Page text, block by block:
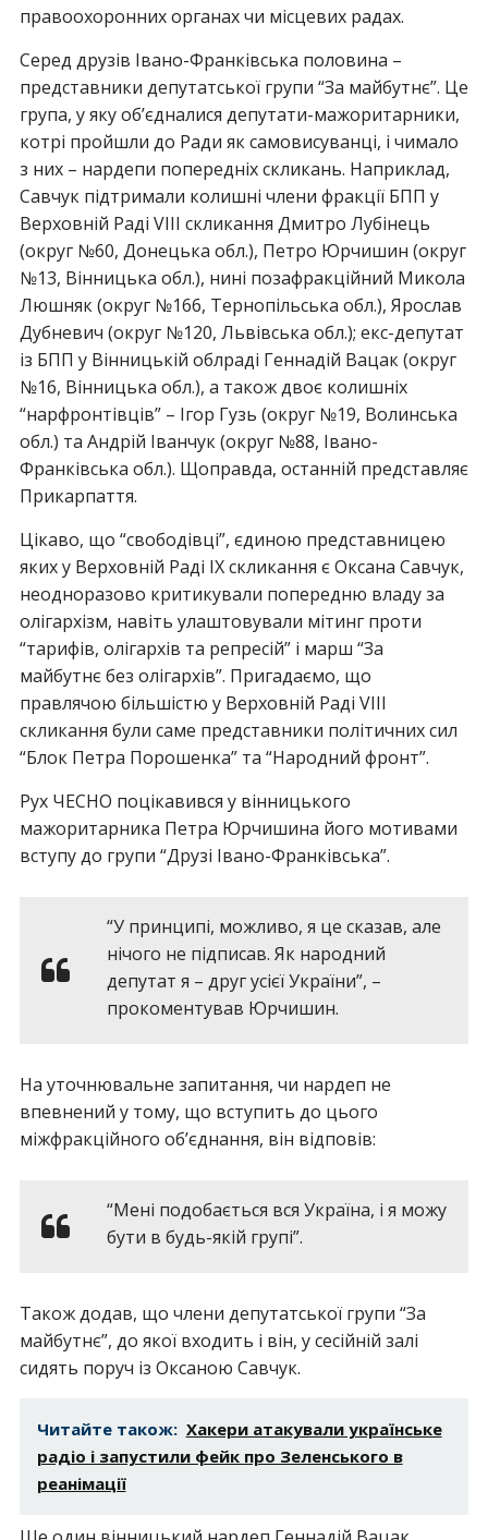
правоохоронних органах чи місцевих радах.
Серед друзів Івано-Франківська половина –
представники депутатської групи “За майбутнє”. Це
група, у яку об’єдналися депутати-мажоритарники,
котрі пройшли до Ради як самовисуванці, і чимало
з них – нардепи попередніх скликань. Наприклад,
Савчук підтримали колишні члени фракції БПП у
Верховній Раді VIII скликання Дмитро Лубінець
(округ №60, Донецька обл.), Петро Юрчишин (округ
№13, Вінницька обл.), нині позафракційний Микола
Люшняк (округ №166, Тернопільська обл.), Ярослав
Дубневич (округ №120, Львівська обл.); екс-депутат
із БПП у Вінницькій облраді Геннадій Вацак (округ
№16, Вінницька обл.), а також двоє колишніх
“нарфронтівців” – Ігор Гузь (округ №19, Волинська
обл.) та Андрій Іванчук (округ №88, Івано-
Франківська обл.). Щоправда, останній представляє
Прикарпаття.
Цікаво, що “свободівці”, єдиною представницею
яких у Верховній Раді IХ скликання є Оксана Савчук,
неодноразово критикували попередню владу за
олігархізм, навіть улаштовували мітинг проти
“тарифів, олігархів та репресій” і марш “За
майбутнє без олігархів”. Пригадаємо, що
правлячою більшістю у Верховній Раді VIIІ
скликання були саме представники політичних сил
“Блок Петра Порошенка” та “Народний фронт”.
Рух ЧЕСНО поцікавився у вінницького
мажоритарника Петра Юрчишина його мотивами
вступу до групи “Друзі Івано-Франківська”.
“У принципі, можливо, я це сказав, але
нічого не підписав. Як народний
депутат я – друг усієї України”, –
прокоментував Юрчишин.
На уточнювальне запитання, чи нардеп не
впевнений у тому, що вступить до цього
міжфракційного об’єднання, він відповів:
“Мені подобається вся Україна, і я можу
бути в будь-якій групі”.
Також додав, що члени депутатської групи “За
майбутнє”, до якої входить і він, у сесійній залі
сидять поруч із Оксаною Савчук.
Читайте також: Хакери атакували українське
радіо і запустили фейк про Зеленського в
реанімації